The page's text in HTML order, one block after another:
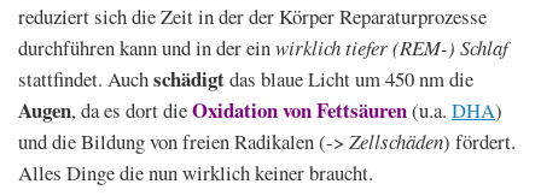
reduziert sich die Zeit in der der Körper Reparaturprozesse
durchführen kann und in der einwirklich tiefer (REM-) Schlaf
stattfindet. Auchschädigtdas blaue Licht um 450 nm die
Augen, da es dort dieOxidation von Fettsäuren(u.a. DHA)
und die Bildung von freien Radikalen (-> Zellschäden) fördert.
Alles Dinge die nun wirklich keiner braucht.